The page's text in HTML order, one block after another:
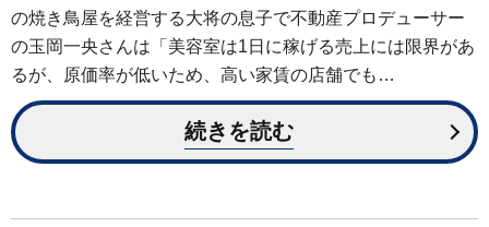
の焼き鳥屋を経営する大将の息子で不動産プロデューサー
の玉岡一央さんは「美容室は1日に稼げる売上には限界があ
るが、原価率が低いため、高い家賃の店舗でも…
続きを読む